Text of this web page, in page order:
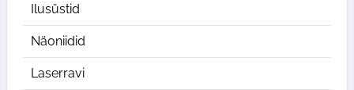
Ilusüstid
Näoniidid
Laserravi